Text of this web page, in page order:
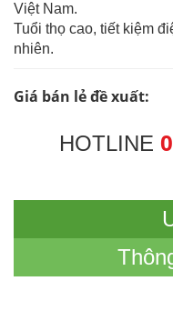
Việt Nam.
Tuổi thọ cao, tiết kiệm
nhiên.
Giá bán lẻ đề xuất:
HOTLINE